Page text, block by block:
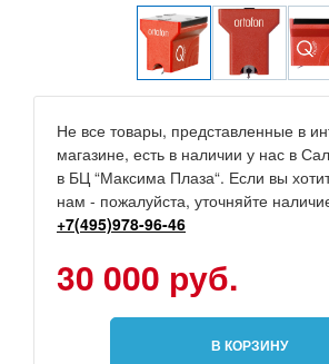
Не все товары, представленные в
магазине, есть в наличии у нас в
в БЦ “Максима Плаза“. Если вы
нам - пожалуйста, уточняйте
+7(495)978-96-46
30 000 руб.
В КОРЗИНУ